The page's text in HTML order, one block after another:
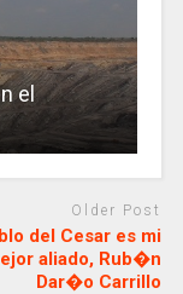
el
Older Post
del Cesar es mi
aliado, Rub�n
Dar�o Carrillo